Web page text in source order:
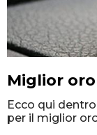
Miglior
Ecco qui
per il miglior